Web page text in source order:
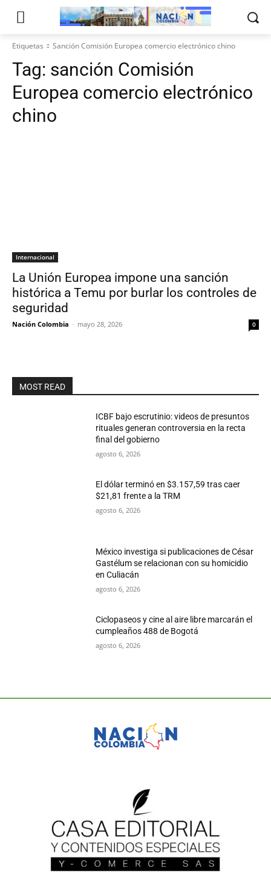
Etiquetas Sanción Comisión Europea comercio electrónico chino
Tag: sanción Comisión
Europea comercio electrónico
chino
Internacional
La Unión Europea impone una sanción
histórica a Temu por burlar los controles de
seguridad
Nación Colombia - mayo 28, 2026 0
MOST READ
ICBF bajo escrutinio: videos de presuntos
rituales generan controversia en la recta
final del gobierno
agosto 6, 2026
El dólar terminó en $3.157,59 tras caer
$21,81 frente a la TRM
agosto 6, 2026
México investiga si publicaciones de César
Gastélum se relacionan con su homicidio
en Culiacán
agosto 6, 2026
Ciclopaseos y cine al aire libre marcarán el
cumpleaños 488 de Bogotá
agosto 6, 2026